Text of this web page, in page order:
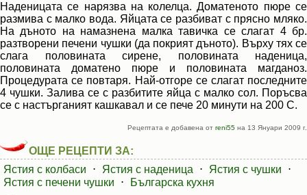
Наденицата се нарязва на колелца. Доматеното пюре се
размива с малко вода. Яйцата се разбиват с прясно мляко.
На дъното на намазнена малка тавичка се слагат 4 бр.
разтворени печени чушки (да покрият дъното). Върху тях се
слага половината сирене, половината наденица,
половината доматено пюре и половината магданоз.
Процедурата се повтаря. Най-отгоре се слагат последните
4 чушки. Залива се с разбитите яйца с малко сол. Поръсва
се с настърганият кашкавал и се пече 20 минути на 200 С.
Рецептата е добавена от reni55 на 13 Януари 2009 г.
ОЩЕ РЕЦЕПТИ ЗА:
Ястия с колбаси
⋅ Ястия с наденица ⋅ Ястия с чушки
⋅
Ястия с печени чушки
⋅ Българска кухня